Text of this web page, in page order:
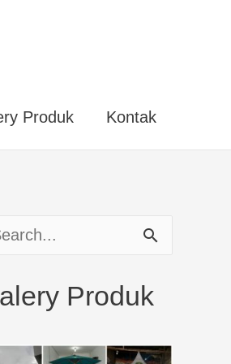
Produk Kontak
Produk